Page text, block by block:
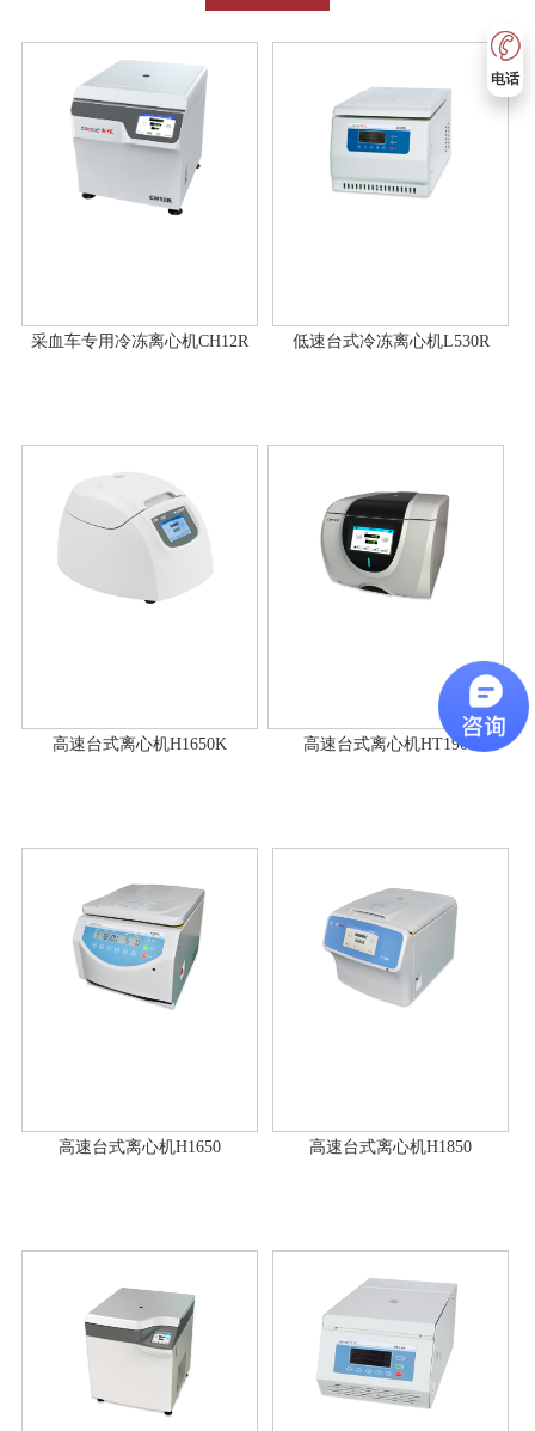
电话
采血车专用冷冻离心机CH12R 低速台式冷冻离心机L530R
高速台式离心机H1650K 高速台式离心机HT190
高速台式离心机H1650 高速台式离心机H1850